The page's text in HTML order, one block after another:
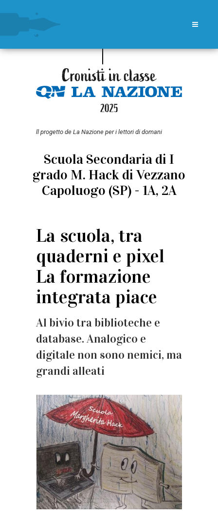
ll progetto de La Nazione per i lettori di domani
Scuola Secondaria di I
grado M. Hack di Vezzano
Capoluogo (SP) - 1A, 2A
La scuola, tra
quaderni e pixel
La formazione
integrata piace
Al bivio tra biblioteche e
database. Analogico e
digitale non sono nemici, ma
grandi alleati